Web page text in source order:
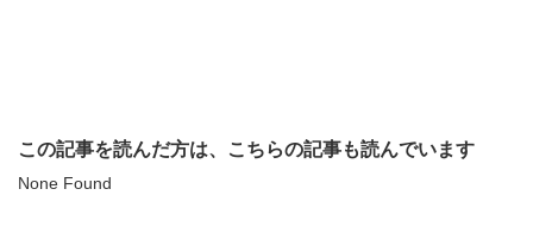
この記事を読んだ方は、こちらの記事も読んでいます
None Found